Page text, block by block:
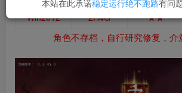
Win2012
2H4G ★★
角色不存档，自行研究修复，介
本站在此承诺稳定运行绝不跑路有问